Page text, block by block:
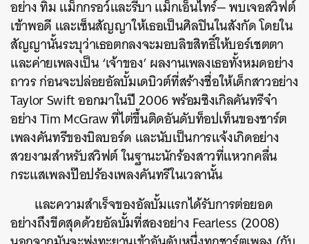
อย่าง ทิม แม็กกรอว์และรีบา แม็กเอ็นไทร์— พบเจอสวิฟต์
เข้าพอดี และเซ็นสัญญาให้เธอเป็นศิลปินในสังกัด โดยใน
สัญญานั้นระบุว่าเธอตกลงจะมอบลิขสิทธิ์ให้บอร์เชตตา
และค่ายเพลงเป็น ‘เจ้าของ’ ผลงานเพลงเธอทั้งหมดอย่าง
ถาวรก่อนจะปล่อยอัลบั้มเดบิวต์ที่สร้างชื่อให้เด็กสาวอย่าง
Taylor Swift ออกมาในปี 2006 พร้อมซิงเกิลคันทรีจ๋า
อย่าง Tim McGraw ที่ไต่ขึ้นติดอันดับท็อปเท็นของชาร์ต
เพลงคันทรีของบิลบอร์ด และนับเป็นการแจ้งเกิดอย่าง
สวยงามสำหรับสวิฟต์ ในฐานะนักร้องสาวที่แหวกคลื่น
กระแสเพลงป๊อปร้องเพลงคันทรีในเวลานั้น
และความสำเร็จของอัลบั้มแรกได้รับการต่อยอด
อย่างถึงขีดสุดด้วยอัลบั้มที่สองอย่าง Fearless (2008)